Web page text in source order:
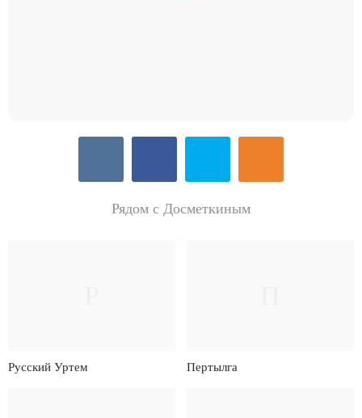
Рядом с Досметкиным
Русский Уртем Пертылга